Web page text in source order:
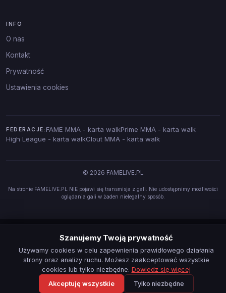
INFO
O nas
Kontakt
Prywatność
Ustawienia cookies
FEDERACJE: FAME MMA - karta walkPrime MMA - karta walk
High League - karta walkClout MMA - karta walk
© 2026 FAMELIVE.PL
Na stronie FAMELIVE.PL NIE pojawi się transmisja z gali. Nie udostępnimy możliwości
oglądania gali w żaden nielegalny sposób.
Szanujemy Twoją prywatność
Używamy cookies w celu zapewnienia prawidłowego działania
strony oraz analizy ruchu. Możesz zaakceptować wszystkie
cookies lub tylko niezbędne. Dowiedz się więcej
Akceptuję wszystkie
Tylko niezbędne